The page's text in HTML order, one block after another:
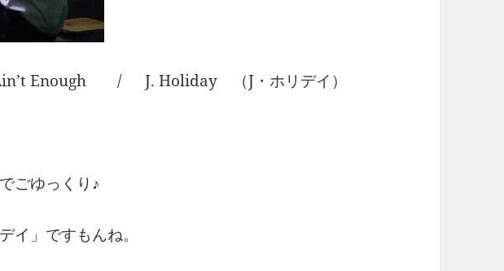
Enough / J. Holiday （J・ホリデイ）
ごゆっくり♪
イ」ですもんね。